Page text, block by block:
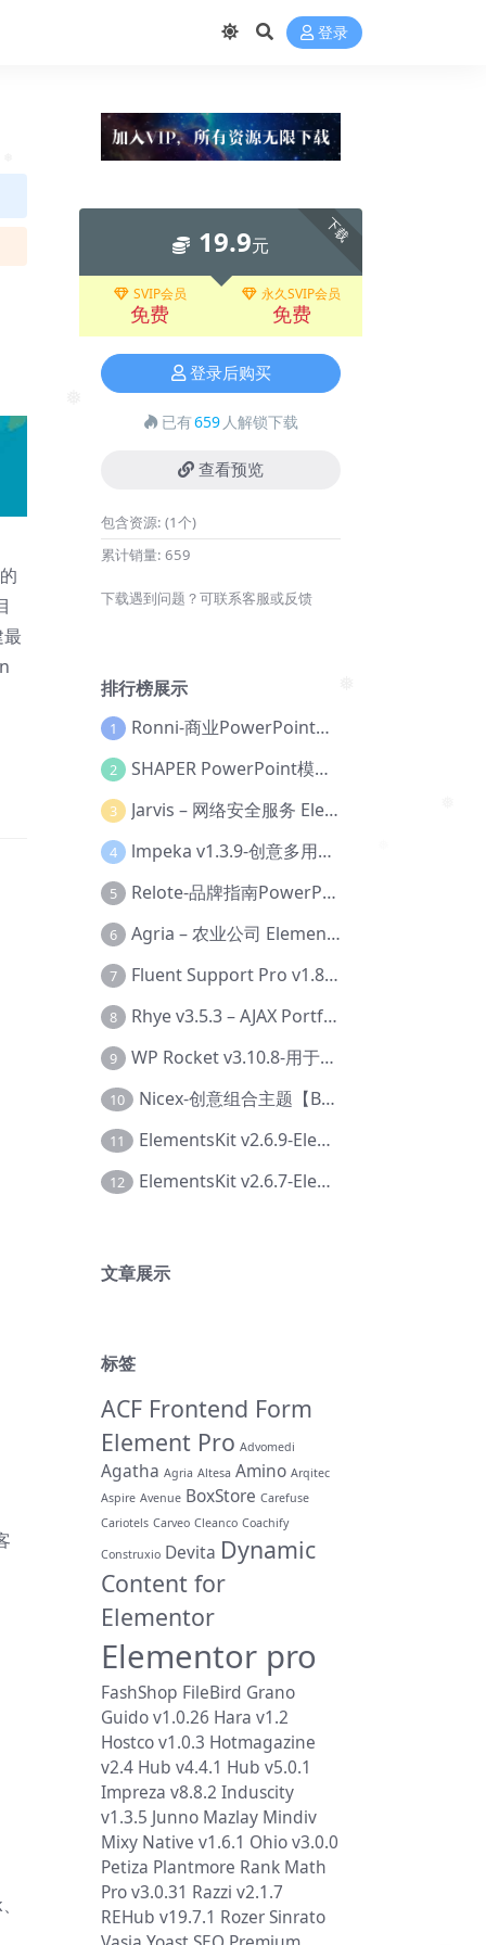
登录
下载
19.9元
SVIP会员
免费
永久SVIP会员
免费
登录后购买
已有659 人解锁下载
查看预览
包含资源: (1个)
累计销量: 659
下载遇到问题？可联系客服或反馈
排行榜展示
1 Ronni-商业PowerPoint模板【Dc-0077】
2 SHAPER PowerPoint模板【Dc-0184】
3 Jarvis – 网络安全服务 Elementor 模板套件【Aa-0035】
4 lmpeka v1.3.9-创意多用途 WordPress 主题【Be-0064】
5 Relote-品牌指南PowerPoint模板【Dc-0076】
6 Agria – 农业公司 Elementor Pro 模板套件【Aa-0003】
7 Fluent Support Pro v1.8.1 – WordPress 支持票务系统【Cc-0041】
8 Rhye v3.5.3 – AJAX Portfolio WordPress 主题【Bi-0049】
9 WP Rocket v3.10.8-用于wordpress速度优化的缓存加速插件【Cd-0019】
10 Nicex-创意组合主题【Be-0092】
11 ElementsKit v2.6.9-Elementor插件【Ab-0161】
12 ElementsKit v2.6.7-Elementor插件【Ab-0162】
文章展示
标签
ACF Frontend Form
Element Pro Advomedi
Agatha Agria Altesa Amino Arqitec
Aspire Avenue BoxStore Carefuse
Cariotels Carveo Cleanco Coachify
Construxio Devita Dynamic
Content for
Elementor
Elementor pro
FashShop FileBird Grano
Guido v1.0.26 Hara v1.2
Hostco v1.0.3 Hotmagazine
v2.4 Hub v4.4.1 Hub v5.0.1
Impreza v8.8.2 Induscity
v1.3.5 Junno Mazlay Mindiv
Mixy Native v1.6.1 Ohio v3.0.0
Petiza Plantmore Rank Math
Pro v3.0.31 Razzi v2.1.7
REHub v19.7.1 RozerSinrato